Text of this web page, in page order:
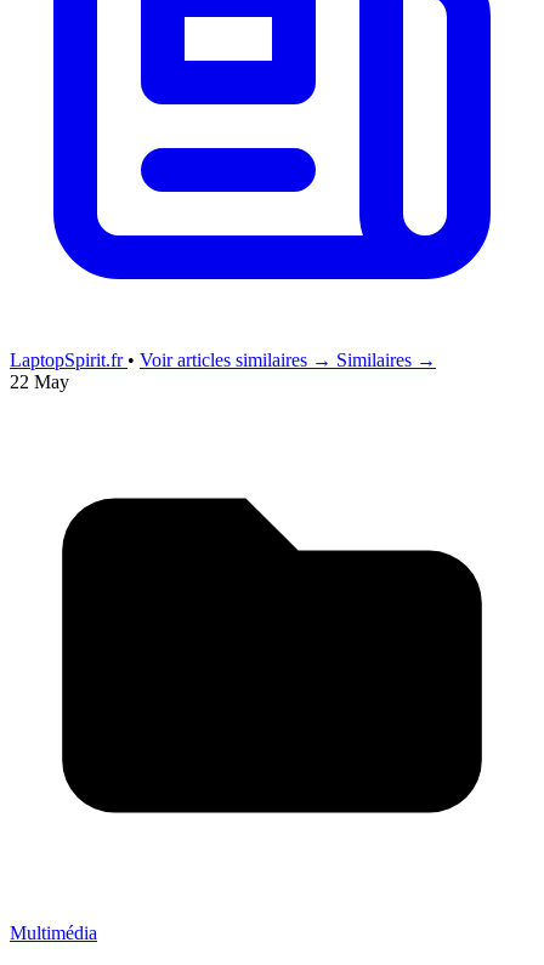
LaptopSpirit.fr • Voir articles similaires → Similaires →
22 May
Multimédia